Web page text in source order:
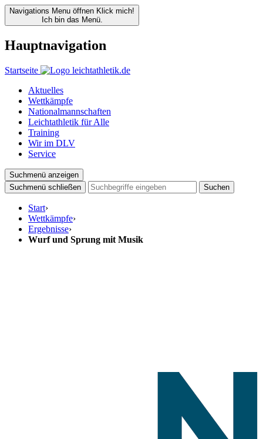
Navigations Menu öffnen Klick mich!
Ich bin das Menü.
Hauptnavigation
Startseite
Aktuelles
Wettkämpfe
Nationalmannschaften
Leichtathletik für Alle
Training
Wir im DLV
Service
Suchmenü anzeigen
Suchmenü schließen
Suchen
Start›
Wettkämpfe›
Ergebnisse›
Wurf und Sprung mit Musik